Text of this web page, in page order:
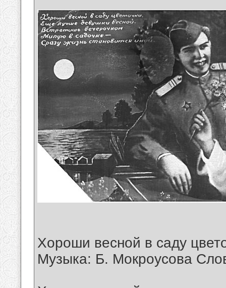
Хороши весной в саду
Музыка: Б. Мокроусова